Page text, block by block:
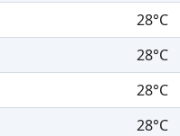
28°C
28°C
28°C
28°C